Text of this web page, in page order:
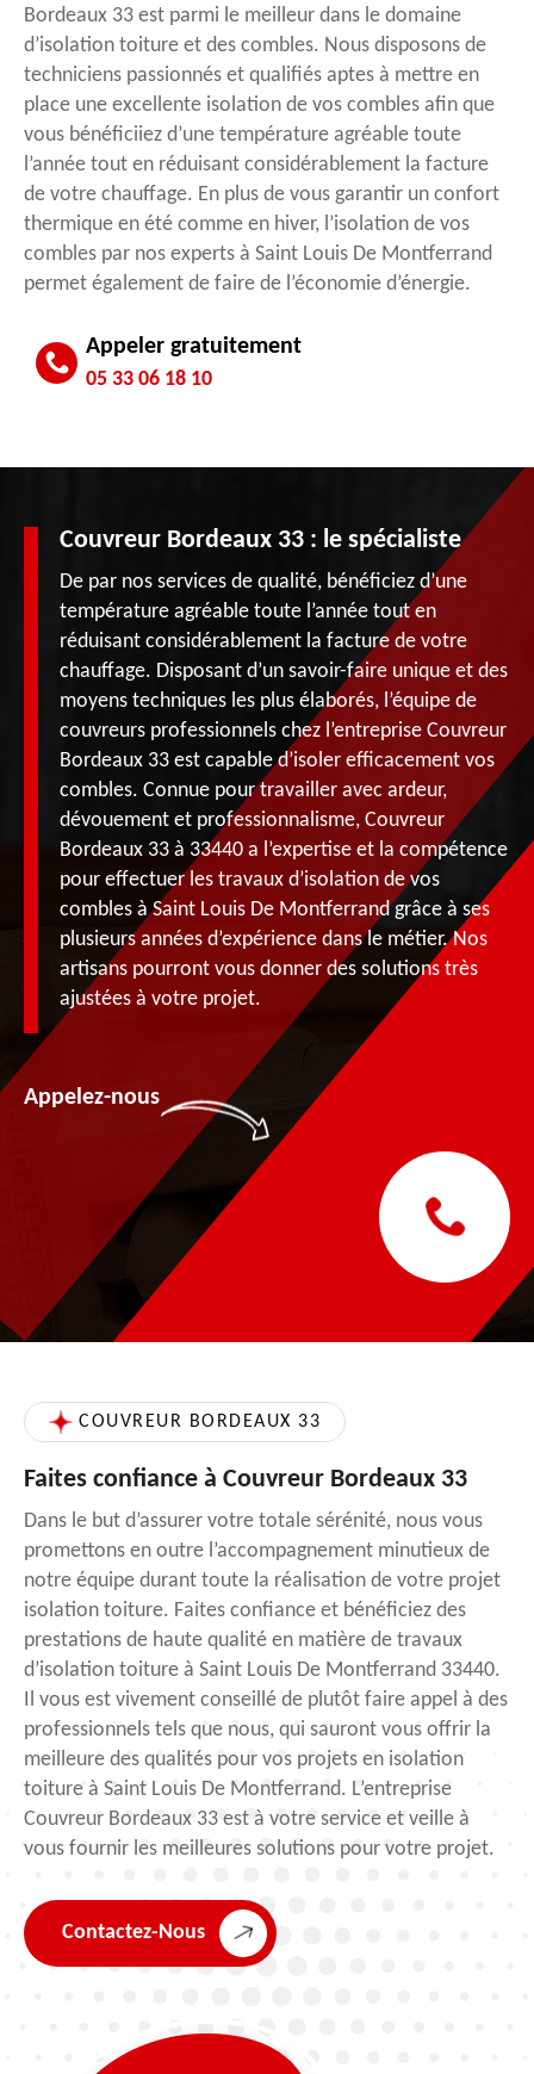
Bordeaux 33 est parmi le meilleur dans le domaine
d’isolation toiture et des combles. Nous disposons de
techniciens passionnés et qualifiés aptes à mettre en
place une excellente isolation de vos combles afin que
vous bénéficiiez d’une température agréable toute
l’année tout en réduisant considérablement la facture
de votre chauffage. En plus de vous garantir un confort
thermique en été comme en hiver, l’isolation de vos
combles par nos experts à Saint Louis De Montferrand
permet également de faire de l’économie d’énergie.
Appeler gratuitement
05 33 06 18 10
Couvreur Bordeaux 33 : le spécialiste
De par nos services de qualité, bénéficiez d’une
température agréable toute l’année tout en
réduisant considérablement la facture de votre
chauffage. Disposant d’un savoir-faire unique et des
moyens techniques les plus élaborés, l’équipe de
couvreurs professionnels chez l’entreprise Couvreur
Bordeaux 33 est capable d’isoler efficacement vos
combles. Connue pour travailler avec ardeur,
dévouement et professionnalisme, Couvreur
Bordeaux 33 à 33440 a l’expertise et la compétence
pour effectuer les travaux d’isolation de vos
combles à Saint Louis De Montferrand grâce à ses
plusieurs années d’expérience dans le métier. Nos
artisans pourront vous donner des solutions très
ajustées à votre projet.
Appelez-nous
COUVREUR BORDEAUX 33
Faites confiance à Couvreur Bordeaux 33
Dans le but d’assurer votre totale sérénité, nous vous
promettons en outre l’accompagnement minutieux de
notre équipe durant toute la réalisation de votre projet
isolation toiture. Faites confiance et bénéficiez des
prestations de haute qualité en matière de travaux
d’isolation toiture à Saint Louis De Montferrand 33440.
Il vous est vivement conseillé de plutôt faire appel à des
professionnels tels que nous, qui sauront vous offrir la
meilleure des qualités pour vos projets en isolation
toiture à Saint Louis De Montferrand. L’entreprise
Couvreur Bordeaux 33 est à votre service et veille à
vous fournir les meilleures solutions pour votre projet.
Contactez-Nous